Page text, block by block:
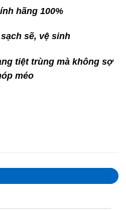
hãng 100%
sẽ, vệ sinh
tiệt trùng mà không sợ
méo